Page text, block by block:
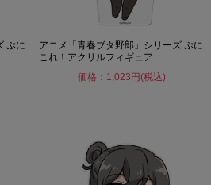
ぷに
アニメ「青春ブタ野郎」シリーズ ぷに
これ！アクリルフィギュア...
価格：1,023円(税込)